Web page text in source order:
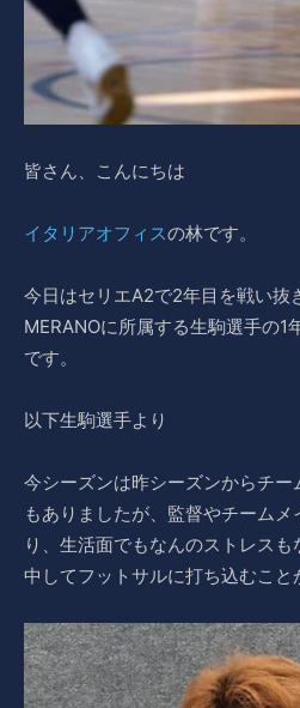
皆さん、こんにちは
イタリアオフィスの林です。
今日はセリエA2で2年目を戦い抜
MERANOに所属する生駒選手の1
です。
以下生駒選手より
今シーズンは昨シーズンからチ
もありましたが、監督やチーム
り、生活面でもなんのストレス
中してフットサルに打ち込むこと